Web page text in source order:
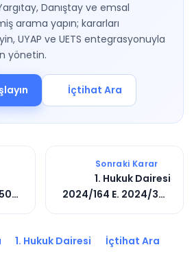
Danıştay ve emsal
arama yapın; kararları
UYAP ve UETS entegrasyonuyla
yönetin.
İçtihat Ara
Sonraki Karar
1. Hukuk Dairesi
2024/164 E. 2024/397
1. Hukuk Dairesi İçtihat Ara